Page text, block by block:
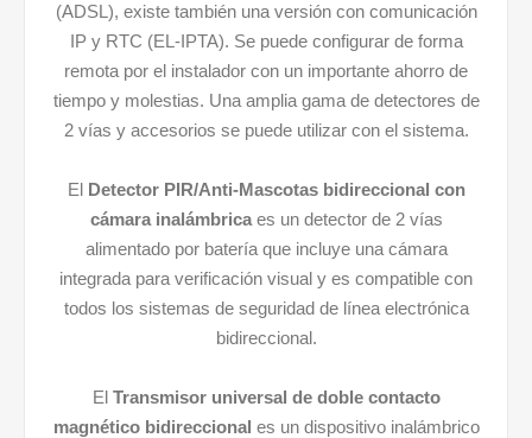
(ADSL), existe también una versión con comunicación
IP y RTC (EL-IPTA). Se puede configurar de forma
remota por el instalador con un importante ahorro de
tiempo y molestias. Una amplia gama de detectores de
2 vías y accesorios se puede utilizar con el sistema.
El Detector PIR/Anti-Mascotas bidireccional con
cámara inalámbricaes un detector de 2 vías
alimentado por batería que incluye una cámara
integrada para verificación visual y es compatible con
todos los sistemas de seguridad de línea electrónica
bidireccional.
El Transmisor universal de doble contacto
magnético bidireccional es un dispositivo inalámbrico